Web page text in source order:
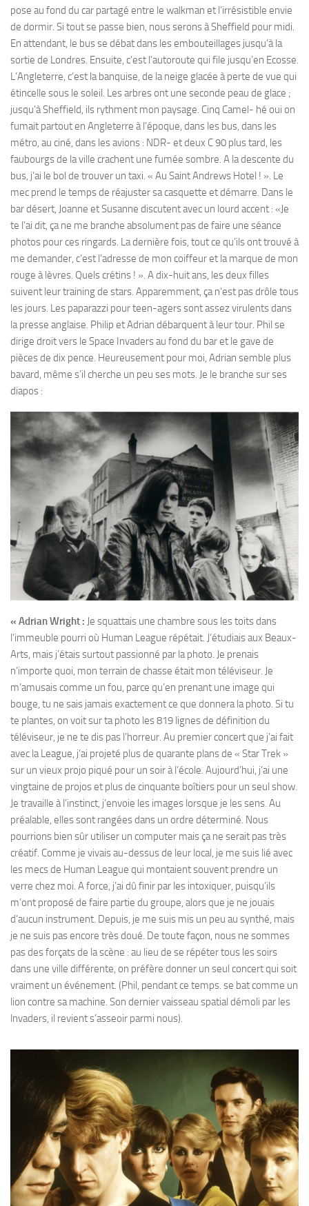
pose au fond du car partagé entre le walkman et l’irrésistible envie
de dormir. Si tout se passe bien, nous serons à Sheffield pour midi.
En attendant, le bus se débat dans les embouteillages jusqu’à la
sortie de Londres. Ensuite, c’est l’autoroute qui file jusqu’en Ecosse.
L’Angleterre, c’est la banquise, de la neige glacée à perte de vue qui
étincelle sous le soleil. Les arbres ont une seconde peau de glace ;
jusqu’à Sheffield, ils rythment mon paysage. Cinq Camel- hé oui on
fumait partout en Angleterre à l’époque, dans les bus, dans les
métro, au ciné, dans les avions : NDR- et deux C 90 plus tard, les
faubourgs de la ville crachent une fumée sombre. A la descente du
bus, j’ai le bol de trouver un taxi. « Au Saint Andrews Hotel ! ». Le
mec prend le temps de réajuster sa casquette et démarre. Dans le
bar désert, Joanne et Susanne discutent avec un lourd accent : «Je
te l’ai dit, ça ne me branche absolument pas de faire une séance
photos pour ces ringards. La dernière fois, tout ce qu’ils ont trouvé à
me demander, c’est l’adresse de mon coiffeur et la marque de mon
rouge à lèvres. Quels crétins ! ». A dix-huit ans, les deux filles
suivent leur training de stars. Apparemment, ça n’est pas drôle tous
les jours. Les paparazzi pour teen-agers sont assez virulents dans
la presse anglaise. Philip et Adrian débarquent à leur tour. Phil se
dirige droit vers le Space Invaders au fond du bar et le gave de
pièces de dix pence. Heureusement pour moi, Adrian semble plus
bavard, même s’il cherche un peu ses mots. Je le branche sur ses
diapos :
« Adrian Wright : Je squattais une chambre sous les toits dans
l’immeuble pourri où Human League répétait. J’étudiais aux Beaux-
Arts, mais j’étais surtout passionné par la photo. Je prenais
n’importe quoi, mon terrain de chasse était mon téléviseur. Je
m’amusais comme un fou, parce qu’en prenant une image qui
bouge, tu ne sais jamais exactement ce que donnera la photo. Si tu
te plantes, on voit sur ta photo les 819 lignes de définition du
téléviseur, je ne te dis pas l’horreur. Au premier concert que j’ai fait
avec la League, j’ai projeté plus de quarante plans de « Star Trek »
sur un vieux projo piqué pour un soir à l’école. Aujourd’hui, j’ai une
vingtaine de projos et plus de cinquante boîtiers pour un seul show.
Je travaille à l’instinct, j’envoie les images lorsque je les sens. Au
préalable, elles sont rangées dans un ordre déterminé. Nous
pourrions bien sûr utiliser un computer mais ça ne serait pas très
créatif. Comme je vivais au-dessus de leur local, je me suis lié avec
les mecs de Human League qui montaient souvent prendre un
verre chez moi. A force, j’ai dû finir par les intoxiquer, puisqu’ils
m’ont proposé de faire partie du groupe, alors que je ne jouais
d’aucun instrument. Depuis, je me suis mis un peu au synthé, mais
je ne suis pas encore très doué. De toute façon, nous ne sommes
pas des forçats de la scène : au lieu de se répéter tous les soirs
dans une ville différente, on préfère donner un seul concert qui soit
vraiment un événement. (Phil, pendant ce temps. se bat comme un
lion contre sa machine. Son dernier vaisseau spatial démoli par les
lnvaders, il revient s’asseoir parmi nous).